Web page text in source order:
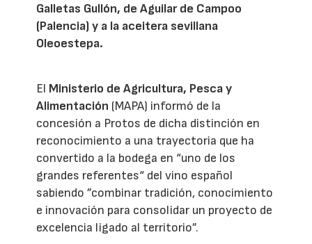
Galletas Gullón, de Aguilar de Campoo
(Palencia) y a la aceitera sevillana
Oleoestepa.
El Ministerio de Agricultura, Pesca y
Alimentación (MAPA) informó de la
concesión a Protos de dicha distinción en
reconocimiento a una trayectoria que ha
convertido a la bodega en “uno de los
grandes referentes“ del vino español
sabiendo ”combinar tradición, conocimiento
e innovación para consolidar un proyecto de
excelencia ligado al territorio”.